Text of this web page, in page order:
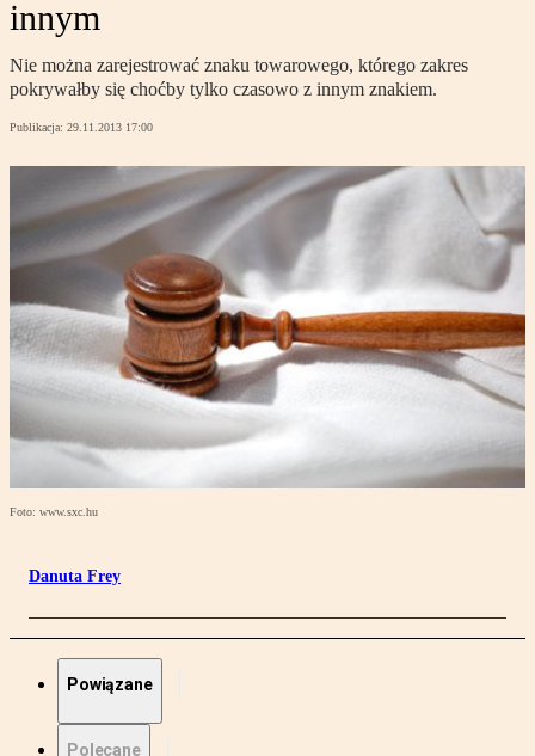
innym
Nie można zarejestrować znaku towarowego, którego zakres
pokrywałby się choćby tylko czasowo z innym znakiem.
Publikacja: 29.11.2013 17:00
Foto: www.sxc.hu
Danuta Frey
Powiązane
Polecane